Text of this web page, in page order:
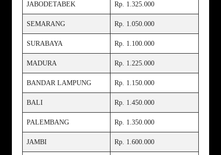
JABODETABEK Rp. 1.325.000
SEMARANG Rp. 1.050.000
SURABAYA Rp. 1.100.000
MADURA Rp. 1.225.000
BANDAR LAMPUNG Rp. 1.150.000
BALI Rp. 1.450.000
PALEMBANG Rp. 1.350.000
JAMBI Rp. 1.600.000